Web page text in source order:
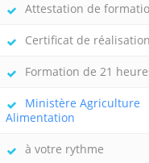
Attestation de
Certificat de réalisation
Formation de 21
Ministère Agriculture
Alimentation
à votre rythme